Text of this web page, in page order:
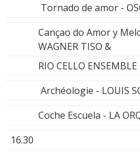
Tornado de amor -
Cançao do Amor y
WAGNER TISO &
RIO CELLO ENSEMBLE
Archéologie - LOUIS
Coche Escuela - LA
16.30